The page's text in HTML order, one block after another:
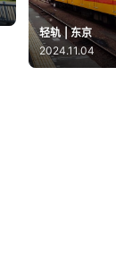
轻轨 | 东京
2024.11.04